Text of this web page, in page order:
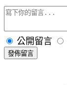
公開留言
發佈留言